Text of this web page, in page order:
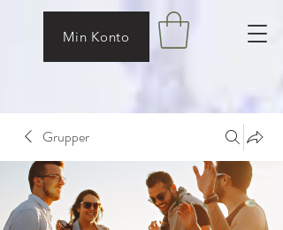
Min Konto
Grupper